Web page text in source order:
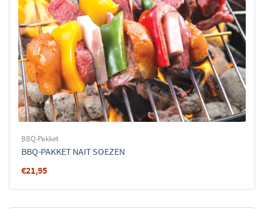
BBQ-Pakket
BBQ-PAKKET NAIT SOEZEN
€21,95